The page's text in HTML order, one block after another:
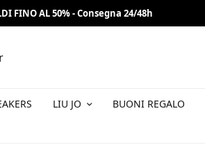
FINO AL 50% -Consegna 24/48h
LIU JO BUONI REGALO
e ottieni 10% di sconto